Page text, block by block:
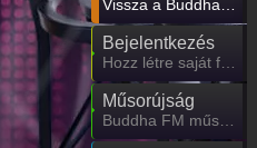
Bejelentkezés
Műsorújság